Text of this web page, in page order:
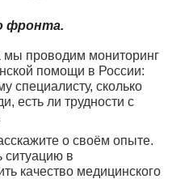
фронта.
проводим мониторинг
помощи в России:
специалисту, сколько
есть ли трудности с
о своём опыте.
ситуацию в
качество медицинского